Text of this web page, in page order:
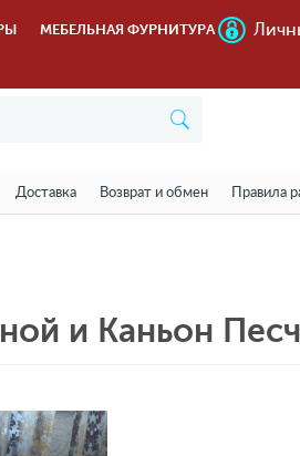
МЕБЕЛЬНАЯ ФУРНИТУРА
Доставка Возврат и обмен Правила
и Каньон